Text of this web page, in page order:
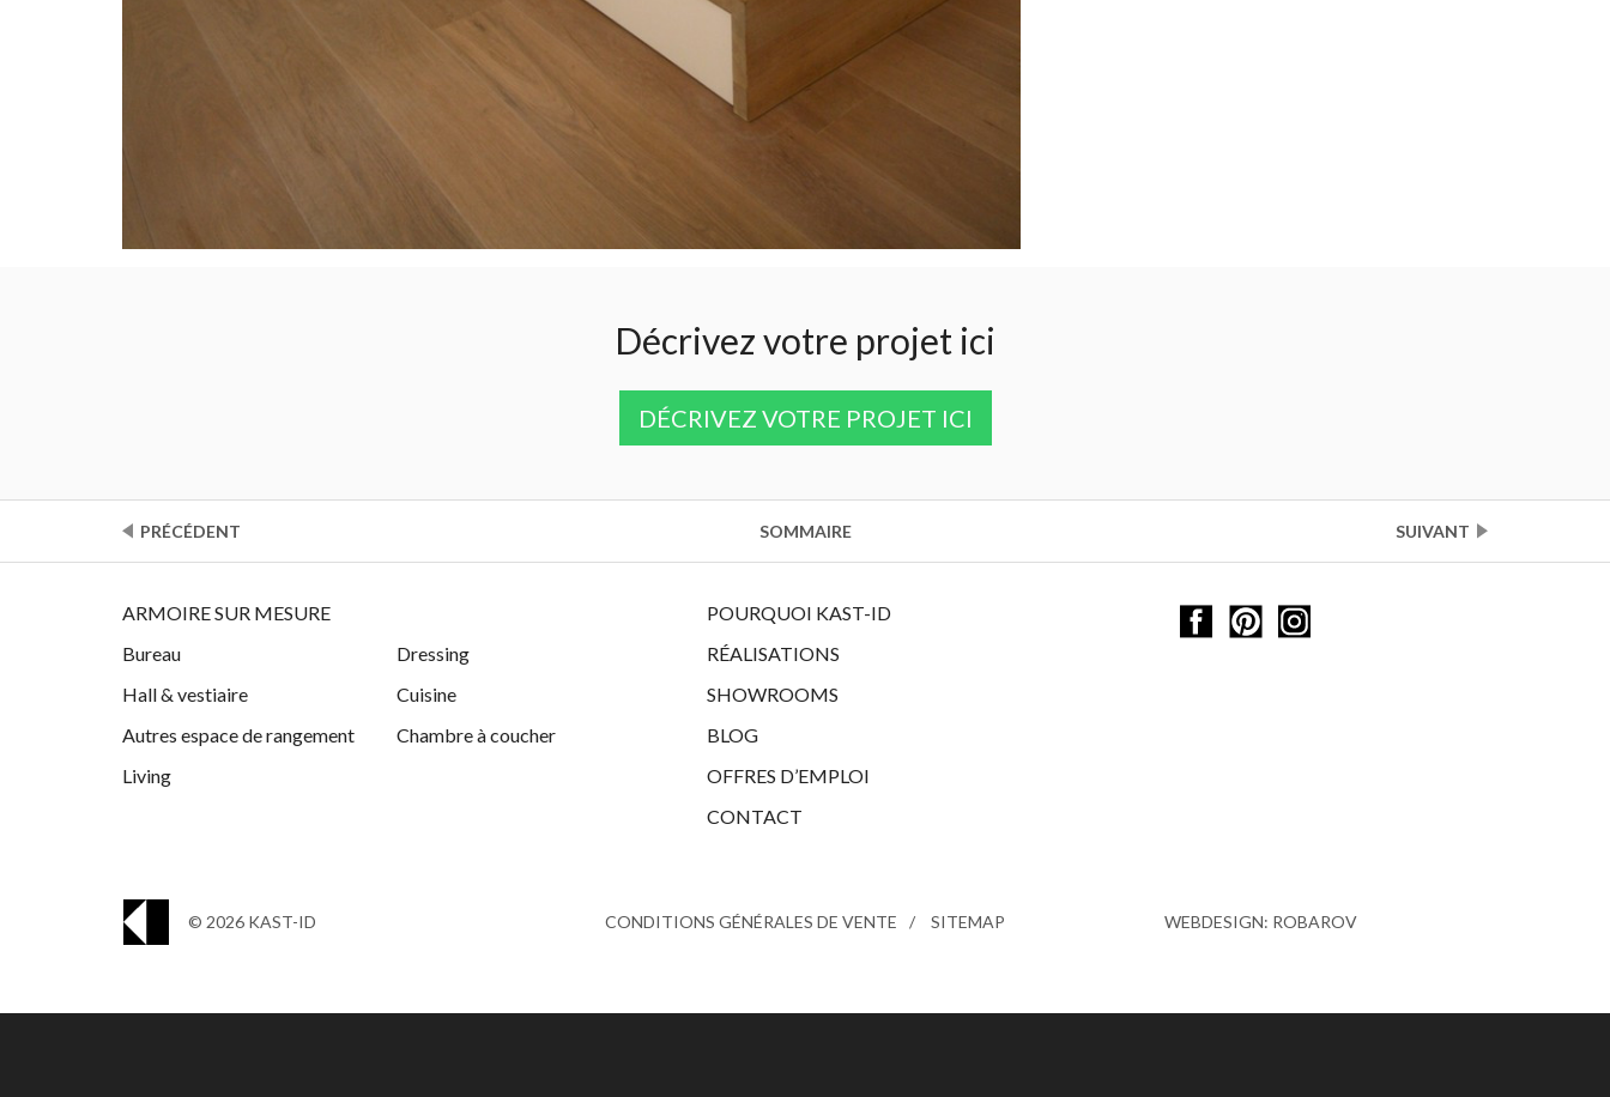
Décrivez votre projet ici
DÉCRIVEZ VOTRE PROJET ICI
PRÉCÉDENT SUIVANT
SOMMAIRE
ARMOIRE SUR MESURE
Bureau
Dressing
Hall & vestiaire
Cuisine
Autres espace de rangement
Chambre à coucher
Living
POURQUOI KAST-ID
RÉALISATIONS
SHOWROOMS
BLOG
OFFRES D’EMPLOI
CONTACT
© 2026 KAST-ID CONDITIONS GÉNÉRALES DE VENTE SITEMAP WEBDESIGN: ROBAROV